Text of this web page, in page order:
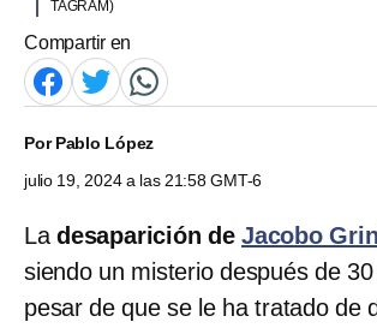
TAGRAM)
Compartir en
PorPablo López
julio 19, 2024 a las 21:58 GMT-6
La desaparición deJacobo
siendo un misterio después de
pesar de que se le ha tratado de